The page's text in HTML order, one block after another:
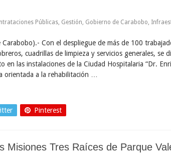
Públicas Gestión Gobierno de Carabobo
Carabobo).- Con el despliegue de más de 100
cuadrillas de limpieza y servicios generales, se
en las instalaciones de la Ciudad Hospitalaria “Dr.
orientada a la rehabilitación …
Pinterest
Misiones Tres Raíces de Parque